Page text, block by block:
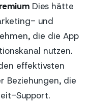
Dies hätte
und
die die App
nutzen.
effektivsten
Beziehungen, die
Support.